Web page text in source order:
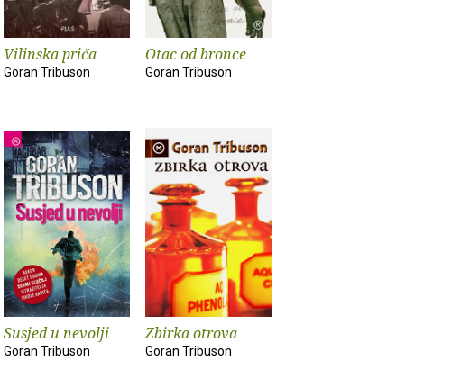
Vilinska priča
Goran Tribuson
Otac od bronce
Goran Tribuson
Susjed u nevolji
Goran Tribuson
Zbirka otrova
Goran Tribuson